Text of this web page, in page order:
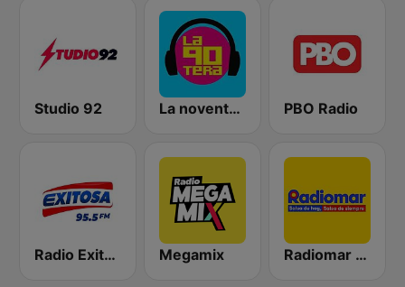
Studio 92 La noventera PBO Radio
Radio Exitosa Megamix Radiomar 106.3 FM